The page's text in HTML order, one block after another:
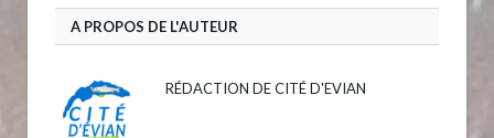
A PROPOS DE L'AUTEUR
RÉDACTION DE CITÉ D'EVIAN